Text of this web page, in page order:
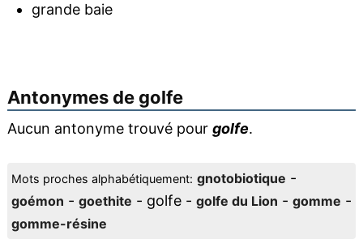
grande baie
Antonymes de golfe
Aucun antonyme trouvé pour golfe.
Mots proches alphabétiquement: gnotobiotique -
goémon - goethite - golfe - golfe du Lion - gomme -
gomme-résine